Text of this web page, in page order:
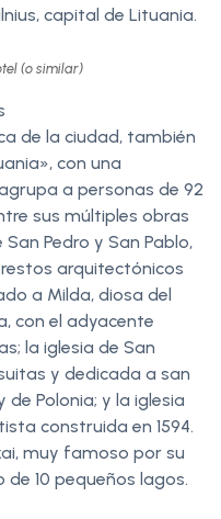
capital de Lituania.
(o similar)
de la ciudad, también
con una
a personas de 92
sus múltiples obras
Pedro y San Pablo,
arquitectónicos
a Milda, diosa del
con el adyacente
la iglesia de San
y dedicada a san
de Polonia; y la iglesia
construida en 1594.
muy famoso por su
10 pequeños lagos.